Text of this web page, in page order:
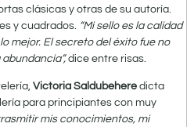
clásicas y otras de su autoría.
y cuadrados. “Mi sello es la calidad
mejor. El secreto del éxito fue no
dice entre risas.
Victoria Saldubehere dicta
para principiantes con muy
mis conocimientos, mi